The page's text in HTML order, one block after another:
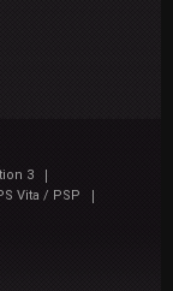
3 |
Vita / PSP |